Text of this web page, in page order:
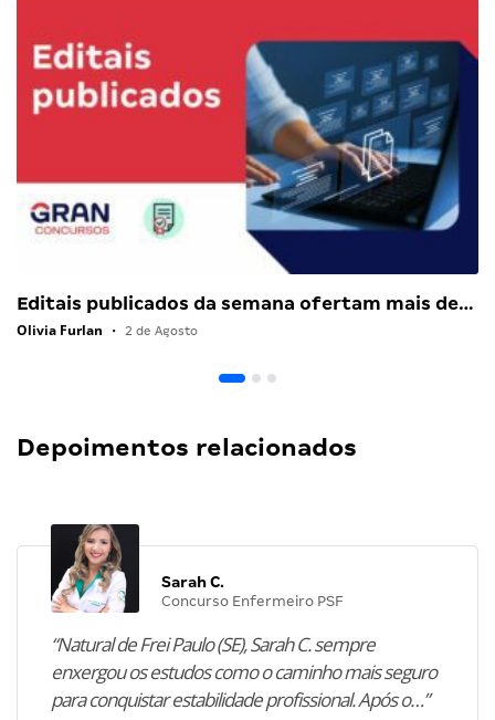
Editais publicados da semana ofertam mais de…
Olivia Furlan • 2 de Agosto
Depoimentos relacionados
Sarah C.
Concurso Enfermeiro PSF
“Natural de Frei Paulo (SE), Sarah C. sempre
enxergou os estudos como o caminho mais seguro
para conquistar estabilidade profissional. Após o…”